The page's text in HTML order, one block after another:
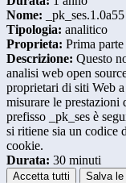
Nome: _pk_ses.1.0a55
Tipologia: analitico
Proprieta: Prima parte
Descrizione: Questo
analisi web open
proprietari di siti Web
misurare le
prefisso _pk_ses è
si ritiene sia un codice
cookie.
Durata: 30 minuti
Accetta tutti Salva le